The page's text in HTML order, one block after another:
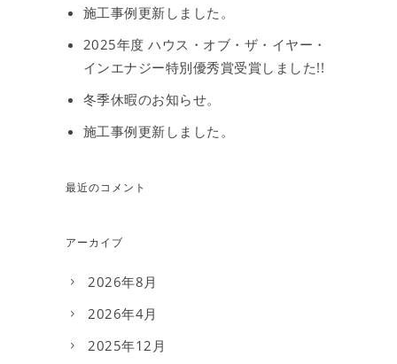
施工事例更新しました。
2025年度 ハウス・オブ・ザ・イヤー・
インエナジー特別優秀賞受賞しました!!
冬季休暇のお知らせ。
施工事例更新しました。
最近のコメント
アーカイブ
2026年8月
2026年4月
2025年12月